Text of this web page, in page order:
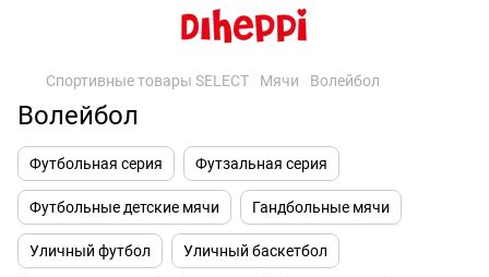
Спортивные товары SELECT Мячи Волейбол
Волейбол
Футбольная серия Футзальная серия
Футбольные детские мячи Гандбольные мячи
Уличный футбол Уличный баскетбол